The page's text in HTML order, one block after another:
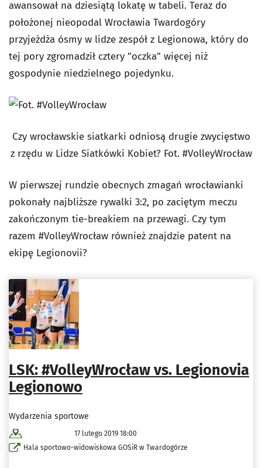
awansował na dziesiątą lokatę w tabeli. Teraz do
położonej nieopodal Wrocławia Twardogóry
przyjeżdża ósmy w lidze zespół z Legionowa, który do
tej pory zgromadził cztery "oczka" więcej niż
gospodynie niedzielnego pojedynku.
Czy wrocławskie siatkarki odniosą drugie zwycięstwo
z rzędu w Lidze Siatkówki Kobiet? Fot. #VolleyWrocław
W pierwszej rundzie obecnych zmagań wrocławianki
pokonały najbliższe rywalki 3:2, po zaciętym meczu
zakończonym tie-breakiem na przewagi. Czy tym
razem #VolleyWrocław również znajdzie patent na
ekipę Legionovii?
LSK: #VolleyWrocław vs. Legionovia
Legionowo
Wydarzenia sportowe
17 lutego 2019 18:00
Hala sportowo-widowiskowa GOSiR w Twardogórze